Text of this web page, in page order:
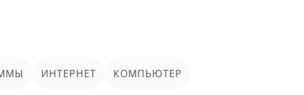
ИНТЕРНЕТ КОМПЬЮТЕР